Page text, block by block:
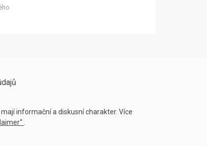
informační a diskusní charakter. Více